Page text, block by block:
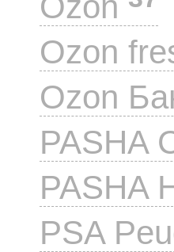
Ozon
Ozon
PASHA
PASHA
PSA